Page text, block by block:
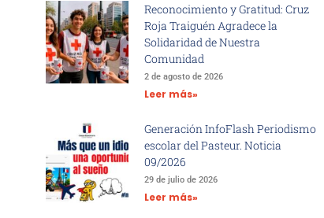
Reconocimiento y Gratitud: Cruz
Roja Traiguén Agradece la
Solidaridad de Nuestra
Comunidad
2 de agosto de 2026
Leer más»
Generación InfoFlash Periodismo
escolar del Pasteur. Noticia
09/2026
29 de julio de 2026
Leer más»